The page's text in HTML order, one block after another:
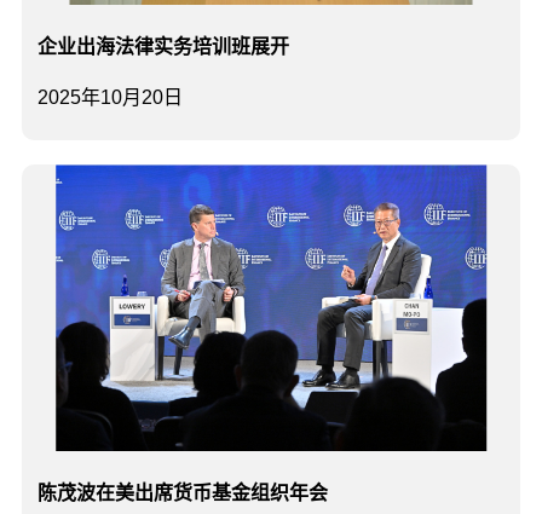
2025年10月20日
企业出海法律实务培训班展开
陈茂波在美出席货币基金组织年会